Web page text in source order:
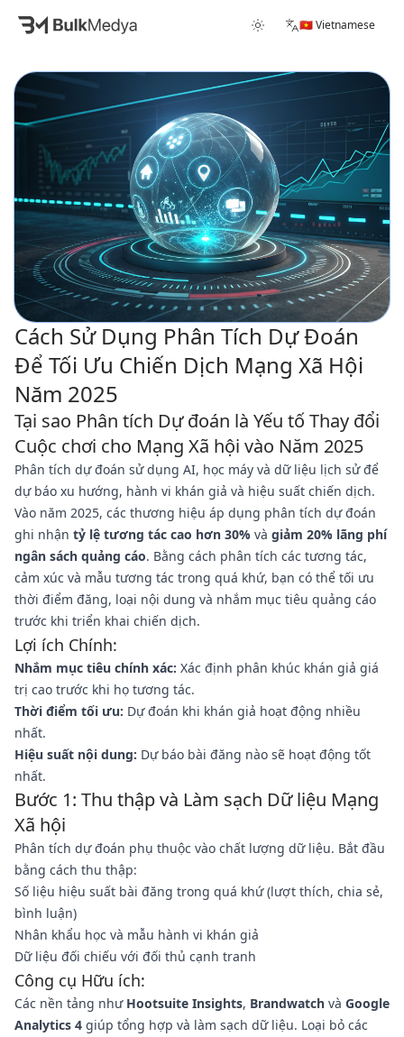
🇻🇳 Vietnamese
Cách Sử Dụng Phân Tích Dự Đoán
Để Tối Ưu Chiến Dịch Mạng Xã Hội
Năm 2025
Tại sao Phân tích Dự đoán là Yếu tố Thay đổi
Cuộc chơi cho Mạng Xã hội vào Năm 2025
Phân tích dự đoán sử dụng AI, học máy và dữ liệu lịch sử để
dự báo xu hướng, hành vi khán giả và hiệu suất chiến dịch.
Vào năm 2025, các thương hiệu áp dụng phân tích dự đoán
ghi nhận tỷ lệ tương tác cao hơn 30% và giảm 20% lãng phí
ngân sách quảng cáo. Bằng cách phân tích các tương tác,
cảm xúc và mẫu tương tác trong quá khứ, bạn có thể tối ưu
thời điểm đăng, loại nội dung và nhắm mục tiêu quảng cáo
trước khi triển khai chiến dịch.
Lợi ích Chính:
Nhắm mục tiêu chính xác: Xác định phân khúc khán giả giá
trị cao trước khi họ tương tác.
Thời điểm tối ưu: Dự đoán khi khán giả hoạt động nhiều
nhất.
Hiệu suất nội dung: Dự báo bài đăng nào sẽ hoạt động tốt
nhất.
Bước 1: Thu thập và Làm sạch Dữ liệu Mạng
Xã hội
Phân tích dự đoán phụ thuộc vào chất lượng dữ liệu. Bắt đầu
bằng cách thu thập:
Số liệu hiệu suất bài đăng trong quá khứ (lượt thích, chia sẻ,
bình luận)
Nhân khẩu học và mẫu hành vi khán giả
Dữ liệu đối chiếu với đối thủ cạnh tranh
Công cụ Hữu ích:
Các nền tảng như Hootsuite Insights, Brandwatch và Google
Analytics 4 giúp tổng hợp và làm sạch dữ liệu. Loại bỏ các